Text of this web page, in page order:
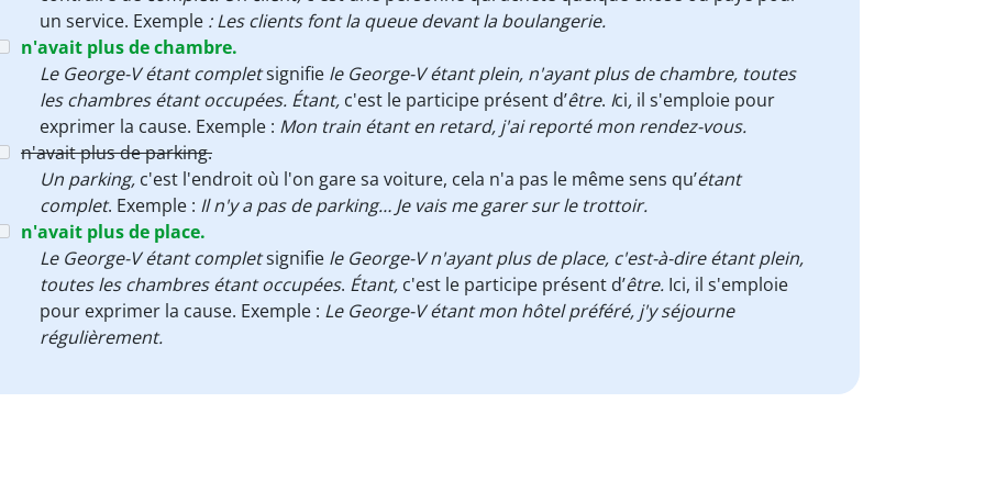
un service. Exemple : Les clients font la queue devant la boulangerie.
n'avait plus de chambre.
Le George-V étant completsignifie le George-V étant plein, n'ayant plus de chambre, toutes
les chambres étant occupées. Étant, c'est le participe présent d’être. Ici, il s'emploie pour
exprimer la cause. Exemple : Mon train étant en retard, j'ai reporté mon rendez-vous.
n'avait plus de parking.
Un parking, c'est l'endroit où l'on gare sa voiture, cela n'a pas le même sens qu’étant
complet. Exemple : Il n'y a pas de parking… Je vais me garer sur le trottoir.
n'avait plus de place.
Le George-V étant completsignifie le George-Vn'ayant plus de place, c'est-à-dire étant plein,
toutes les chambres étant occupées. Étant, c'est le participe présent d’être. Ici, il s'emploie
pour exprimer la cause. Exemple : Le George-V étant mon hôtel préféré, j'y séjourne
régulièrement.